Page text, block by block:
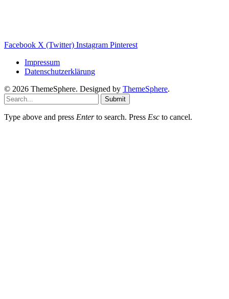
Facebook X (Twitter) Instagram Pinterest
Impressum
Datenschutzerklärung
© 2026 ThemeSphere. Designed by ThemeSphere.
Submit
Type above and press Enterto search. Press Esc to cancel.